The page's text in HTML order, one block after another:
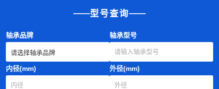
型号查询
轴承品牌 轴承型号
内径(mm) 外径(mm)